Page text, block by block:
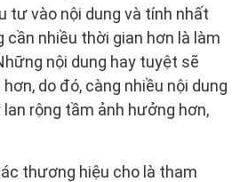
tư vào nội dung và tính nhất
cần nhiều thời gian hơn là làm
nội dung hay tuyệt sẽ
do đó, càng nhiều nội dung
rộng tầm ảnh hưởng hơn,
thương hiệu cho là tham